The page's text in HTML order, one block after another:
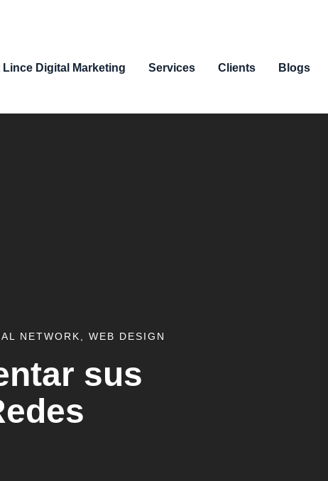
Lince Digital Marketing Services Clients Blogs
NETWORK WEB DESIGN
sus